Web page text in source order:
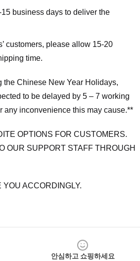
business days to deliver the
customers, please allow 15-20
time.
the Chinese New Year Holidays,
to be delayed by 5 – 7 working
any inconvenience this may cause.**
OPTIONS FOR CUSTOMERS.
OUR SUPPORT STAFF THROUGH
ACCORDINGLY.
안심하고 쇼핑하세요